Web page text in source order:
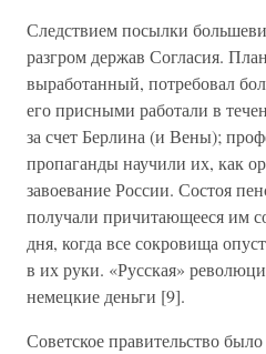
Следствием посылки
разгром держав Согласия.
выработанный, потребовал
его присными работали в
за счет Берлина (и Вены);
пропаганды научили их, как
завоевание России. Состоя
получали причитающееся им
дня, когда все сокровища
в их руки. «Русская»
немецкие деньги [9].
Советское правительство